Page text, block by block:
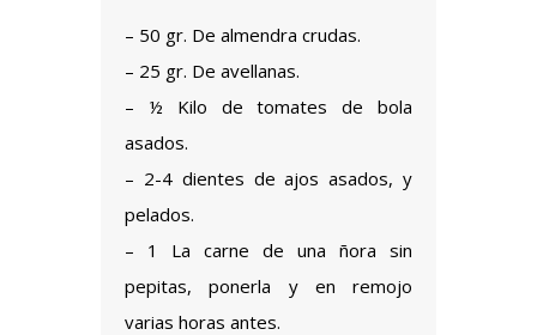
– 50 gr. De almendra crudas.
– 25 gr. De avellanas.
– ½ Kilo de tomates de bola
asados.
– 2-4 dientes de ajos asados, y
pelados.
– 1 La carne de una ñora sin
pepitas, ponerla y en remojo
varias horas antes.